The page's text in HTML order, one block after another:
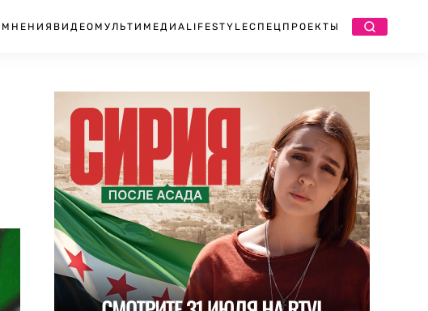
МНЕНИЯ ВИДЕО МУЛЬТИМЕДИА LIFESTYLEСПЕЦПРОЕКТЫ